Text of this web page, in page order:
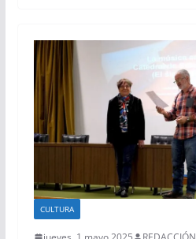
CULTURA